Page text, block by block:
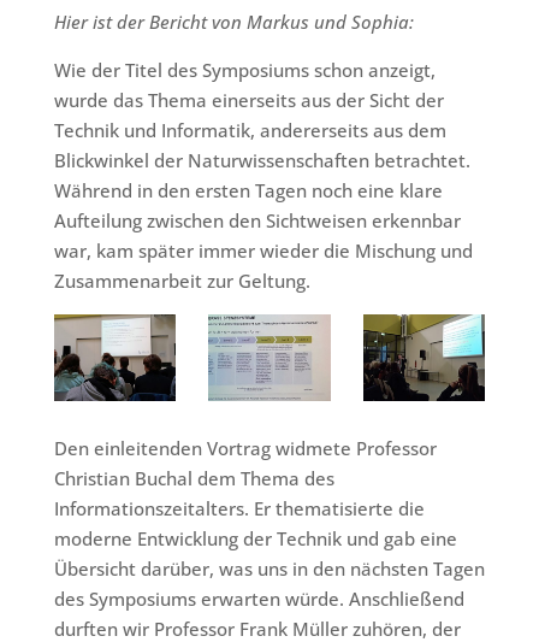
Hier ist der Bericht von Markus und Sophia:
Wie der Titel des Symposiums schon anzeigt,
wurde das Thema einerseits aus der Sicht der
Technik und Informatik, andererseits aus dem
Blickwinkel der Naturwissenschaften betrachtet.
Während in den ersten Tagen noch eine klare
Aufteilung zwischen den Sichtweisen erkennbar
war, kam später immer wieder die Mischung und
Zusammenarbeit zur Geltung.
Den einleitenden Vortrag widmete Professor
Christian Buchal dem Thema des
Informationszeitalters. Er thematisierte die
moderne Entwicklung der Technik und gab eine
Übersicht darüber, was uns in den nächsten Tagen
des Symposiums erwarten würde. Anschließend
durften wir Professor Frank Müller zuhören, der